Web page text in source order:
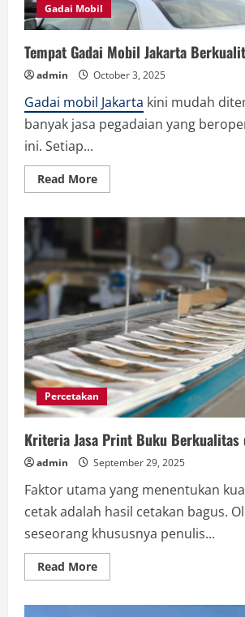
Gadai Mobil
Tempat Gadai Mobil Jakarta
admin October 3, 2025
Gadai mobil Jakarta kini mudah
banyak jasa pegadaian yang
ini. Setiap...
Read MoreRead
more
Jakarta
Berkualitas
Terpercaya
Percetakan
Kriteria Jasa Print Buku Berkualitas
admin September 29, 2025
Faktor utama yang menentukan
cetak adalah hasil cetakan bagus.
seseorang khususnya penulis...
Read MoreRead
more